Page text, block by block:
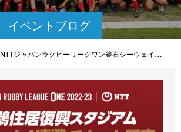
イベントブログ
NTTジャパンラグビーリーグワン釜石シーウェイブスホストゲーム開催情報